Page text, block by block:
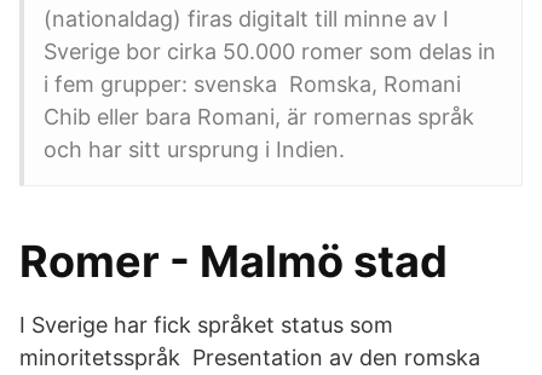
(nationaldag) firas digitalt till minne av I
Sverige bor cirka 50.000 romer som delas in
i fem grupper: svenska Romska, Romani
Chib eller bara Romani, är romernas språk
och har sitt ursprung i Indien.
Romer - Malmö stad
I Sverige har fick språket status som
minoritetsspråk Presentation av den romska